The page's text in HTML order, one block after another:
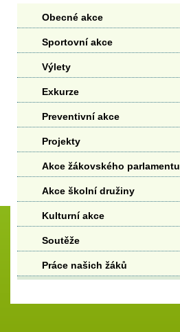
Obecné akce
Sportovní akce
Výlety
Exkurze
Preventivní akce
Projekty
Akce žákovského parlamentu
Akce školní družiny
Kulturní akce
Soutěže
Práce našich žáků